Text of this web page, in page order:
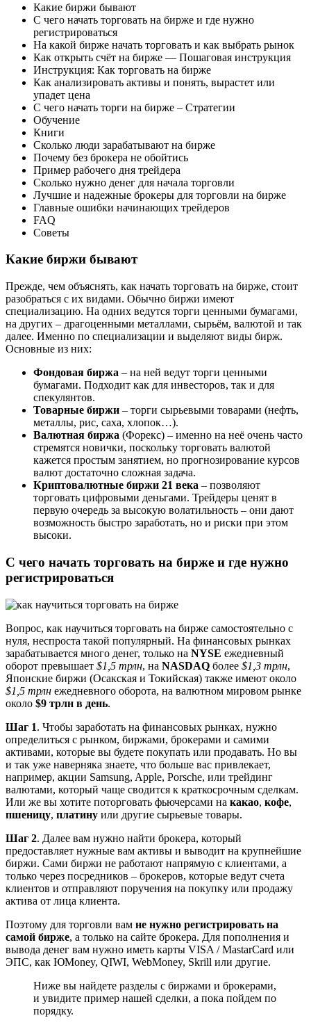
Какие биржи бывают
С чего начать торговать на бирже и где нужно
регистрироваться
На какой бирже начать торговать и как выбрать рынок
Как открыть счёт на бирже — Пошаговая инструкция
Инструкция: Как торговать на бирже
Как анализировать активы и понять, вырастет или
упадет цена
С чего начать торги на бирже – Стратегии
Обучение
Книги
Сколько люди зарабатывают на бирже
Почему без брокера не обойтись
Пример рабочего дня трейдера
Сколько нужно денег для начала торговли
Лучшие и надежные брокеры для торговли на бирже
Главные ошибки начинающих трейдеров
FAQ
Советы
Какие биржи бывают
Прежде, чем объяснять, как начать торговать на бирже, стоит
разобраться с их видами. Обычно биржи имеют
специализацию. На одних ведутся торги ценными бумагами,
на других – драгоценными металлами, сырьём, валютой и так
далее. Именно по специализации и выделяют виды бирж.
Основные из них:
Фондовая биржа – на ней ведут торги ценными
бумагами. Подходит как для инвесторов, так и для
спекулянтов.
Товарные биржи – торги сырьевыми товарами (нефть,
металлы, рис, саха, хлопок…).
Валютная биржа (Форекс) – именно на неё очень часто
стремятся новички, поскольку торговать валютой
кажется простым занятием, но прогнозирование курсов
валют достаточно сложная задача.
Криптовалютные биржи 21 века – позволяют
торговать цифровыми деньгами. Трейдеры ценят в
первую очередь за высокую волатильность – они дают
возможность быстро заработать, но и риски при этом
высоки.
С чего начать торговать на бирже и где нужно
регистрироваться
Вопрос, как научиться торговать на бирже самостоятельно с
нуля, неспроста такой популярный. На финансовых рынках
зарабатывается много денег, только на NYSE ежедневный
оборот превышает $1,5 трлн, на NASDAQ более $1,3 трлн,
Японские биржи (Осакская и Токийская) также имеют около
$1,5 трлн ежедневного оборота, на валютном мировом рынке
около $9 трлн в день.
Шаг 1. Чтобы заработать на финансовых рынках, нужно
определиться с рынком, биржами, брокерами и самими
активами, которые вы будете покупать или продавать. Но вы
и так уже наверняка знаете, что больше вас привлекает,
например, акции Samsung, Apple, Porsche, или трейдинг
валютами, который чаще сводится к краткосрочным сделкам.
Или же вы хотите поторговать фьючерсами на какао, кофе,
пшеницу, платину или другие сырьевые товары.
Шаг 2. Далее вам нужно найти брокера, который
предоставляет нужные вам активы и выводит на крупнейшие
биржи. Сами биржи не работают напрямую с клиентами, а
только через посредников – брокеров, которые ведут счета
клиентов и отправляют поручения на покупку или продажу
актива от лица клиента.
Поэтому для торговли вам не нужно регистрировать на
самой бирже, а только на сайте брокера. Для пополнения и
вывода денег вам нужно иметь карты VISA / MastarCard или
ЭПС, как ЮMoney, QIWI, WebMoney, Skrill или другие.
Ниже вы найдете разделы с биржами и брокерами,
и увидите пример нашей сделки, а пока пойдем по
порядку.